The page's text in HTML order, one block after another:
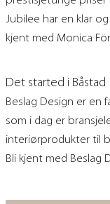
Jubilee har en klar
kjent med Monica
Det started i
Beslag Design er en
som i dag er
interiørprodukter til
Bli kjent med Beslag